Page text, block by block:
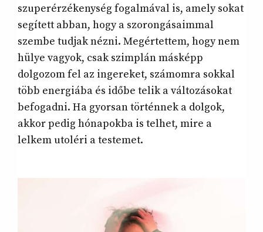
szuperérzékenység fogalmával is, amely sokat
segített abban, hogy a szorongásaimmal
szembe tudjak nézni. Megértettem, hogy nem
hülye vagyok, csak szimplán másképp
dolgozom fel az ingereket, számomra sokkal
több energiába és időbe telik a változásokat
befogadni. Ha gyorsan történnek a dolgok,
akkor pedig hónapokba is telhet, mire a
lelkem utoléri a testemet.